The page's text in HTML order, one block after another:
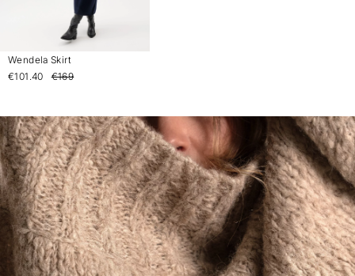
Wendela Skirt
€101.40
€169